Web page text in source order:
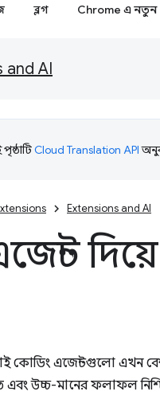
ব্লগ Chrome এ নতুন
and AI
Cloud Translation API
Extensions and AI
কোডিং এজেন্টগুলো এখন
এবং উচ্চ-মানের ফলাফল